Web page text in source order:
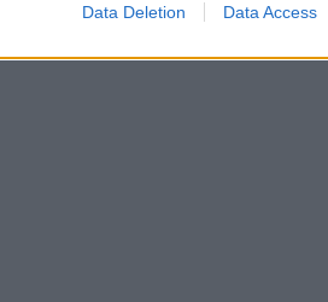
Data Deletion Data Access